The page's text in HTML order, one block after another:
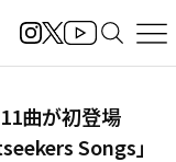
曲が初登場
Songs」